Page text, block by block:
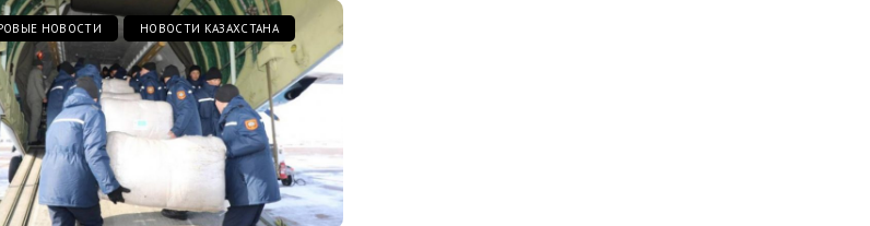
НОВОСТИ НОВОСТИ КАЗАХСТАНА